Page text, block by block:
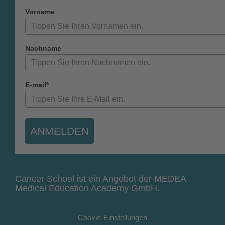
Vorname
Nachname
E-mail*
ANMELDEN
Cancer School ist ein Angebot der MEDEA
Medical Education Academy GmbH.
Cookie-Einstellungen